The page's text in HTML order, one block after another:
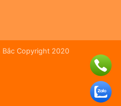
Bắc Copyright 2020